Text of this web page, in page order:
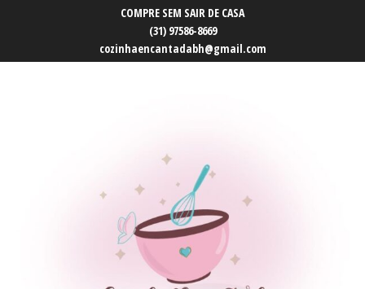
COMPRE SEM SAIR DE CASA
(31) 97586-8669
cozinhaencantadabh@gmail.com